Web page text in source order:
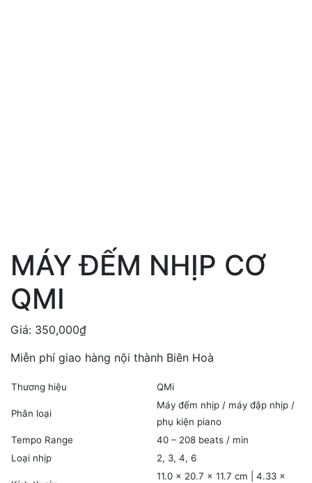
MÁY ĐẾM NHỊP CƠ
QMI
Giá: 350,000₫
Miễn phí giao hàng nội thành Biên Hoà
Thương hiệu QMi
Phân loại
Máy đếm nhịp / máy đập nhịp /
phụ kiện piano
Tempo Range
40 – 208 beats / min
Loại nhịp
2, 3, 4, 6
11.0 × 20.7 × 11.7 cm | 4.33 ×